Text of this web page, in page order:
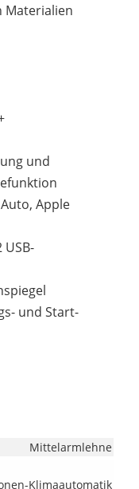
Materialien
und
Apple
und Start-
Mittelarmlehne
Klimaautomatik